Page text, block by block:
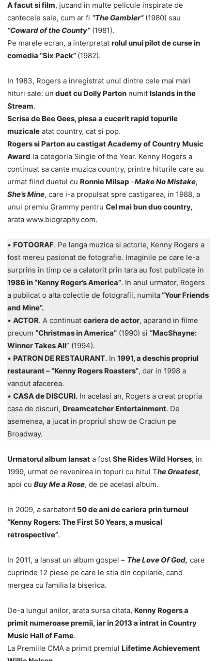
A facut si film, jucand in multe pelicule inspirate de
cantecele sale, cum ar fi “The Gambler”(1980) sau
“Coward of the County”(1981).
Pe marele ecran, a interpretat rolul unui pilot de curse in
comedia “Six Pack” (1982).
In 1983, Rogers a inregistrat unul dintre cele mai mari
hituri sale: un duet cu Dolly Parton numit Islands in the
Stream.
Scrisa de Bee Gees, piesa a cucerit rapid topurile
muzicale atat country, cat si pop.
Rogers si Parton au castigat Academy of Country Music
Award la categoria Single of the Year. Kenny Rogers a
continuat sa cante muzica country, printre hiturile care au
urmat fiind duetul cu Ronnie Milsap –Make No Mistake,
She’s Mine, care i-a propulsat spre castigarea, in 1988, a
unui premiu Grammy pentru Cel mai bun duo country,
arata www.biography.com.
• FOTOGRAF. Pe langa muzica si actorie, Kenny Rogers a
fost mereu pasionat de fotografie. Imaginile pe care le-a
surprins in timp ce a calatorit prin tara au fost publicate in
1986 in “Kenny Roger’s America”. In anul urmator, Rogers
a publicat o alta colectie de fotografii, numita“Your Friends
and Mine”.
• ACTOR. A continuat cariera de actor, aparand in filme
precum “Christmas in America” (1990) si “MacShayne:
Winner Takes All” (1994).
• PATRON DE RESTAURANT. In 1991, a deschis propriul
restaurant – “Kenny Rogers Roasters”, dar in 1998 a
vandut afacerea.
• CASA de DISCURI. In acelasi an, Rogers a creat propria
casa de discuri, Dreamcatcher Entertainment. De
asemenea, a jucat in propriul show de Craciun pe
Broadway.
Urmatorul album lansat a fost She Rides Wild Horses, in
1999, urmat de revenirea in topuri cu hitul The Greatest,
apoi cu Buy Me a Rose, de pe acelasi album.
In 2009, a sarbatorit 50 de ani de cariera prin turneul
“Kenny Rogers: The First 50 Years, a musical
retrospective”.
In 2011, a lansat un album gospel – The Love Of God, care
cuprinde 12 piese pe care le stia din copilarie, cand
mergea cu familia la biserica.
De-a lungul anilor, arata sursa citata, Kenny Rogers a
primit numeroase premii, iar in 2013 a intrat in Country
Music Hall of Fame.
La Premiile CMA a primit premiul Lifetime Achievement